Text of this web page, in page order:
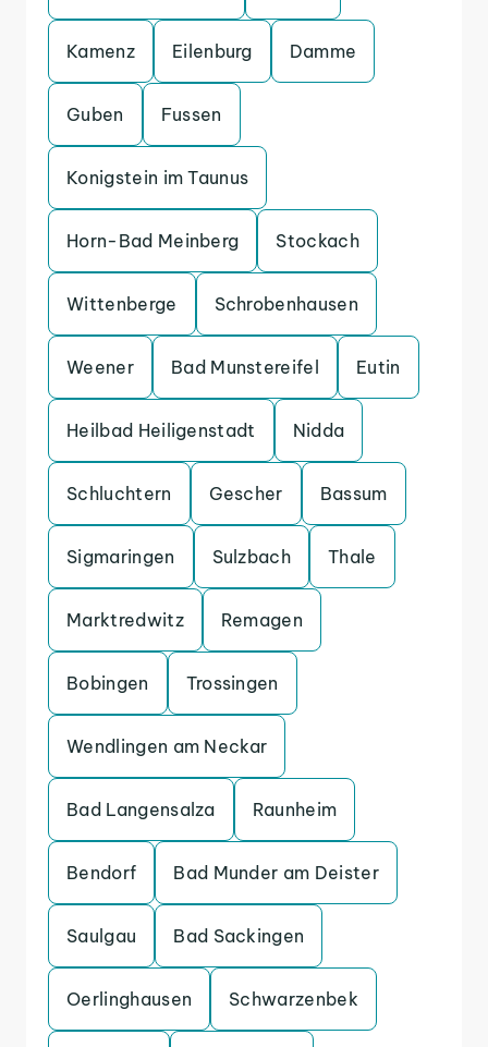
Kamenz Eilenburg Damme
Guben Fussen
Konigstein im Taunus
Horn-Bad Meinberg Stockach
Wittenberge Schrobenhausen
Weener Bad Munstereifel Eutin
Heilbad Heiligenstadt Nidda
Schluchtern Gescher Bassum
Sigmaringen Sulzbach Thale
Marktredwitz Remagen
Bobingen Trossingen
Wendlingen am Neckar
Bad Langensalza Raunheim
Bendorf Bad Munder am Deister
Saulgau Bad Sackingen
Oerlinghausen Schwarzenbek